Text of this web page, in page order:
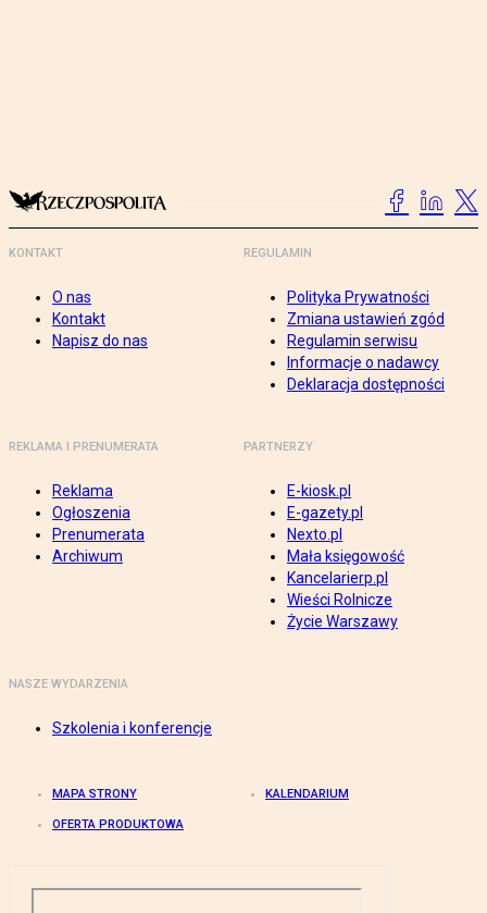
KONTAKT
O nas
Kontakt
Napisz do nas
REGULAMIN
Polityka Prywatności
Zmiana ustawień zgód
Regulamin serwisu
Informacje o nadawcy
Deklaracja dostępności
REKLAMA I PRENUMERATA
Reklama
Ogłoszenia
Prenumerata
Archiwum
PARTNERZY
E-kiosk.pl
E-gazety.pl
Nexto.pl
Mała księgowość
Kancelarierp.pl
Wieści Rolnicze
Życie Warszawy
NASZE WYDARZENIA
Szkolenia i konferencje
MAPA STRONY KALENDARIUM
OFERTA PRODUKTOWA